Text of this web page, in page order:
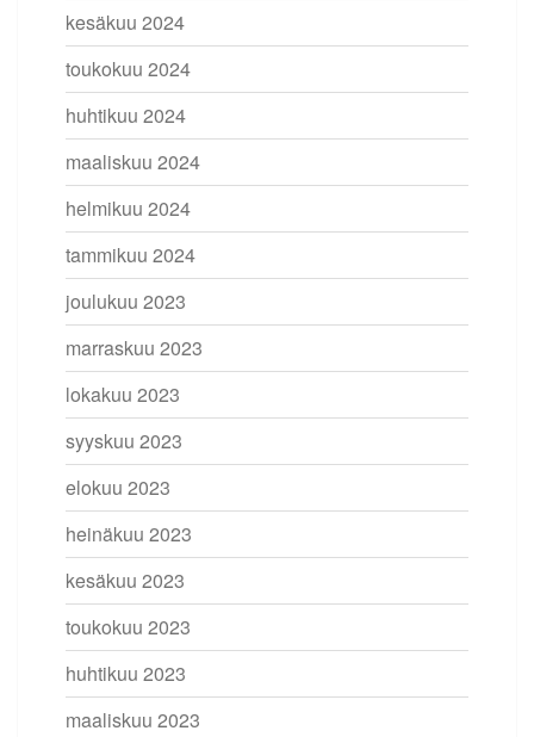
kesäkuu 2024
toukokuu 2024
huhtikuu 2024
maaliskuu 2024
helmikuu 2024
tammikuu 2024
joulukuu 2023
marraskuu 2023
lokakuu 2023
syyskuu 2023
elokuu 2023
heinäkuu 2023
kesäkuu 2023
toukokuu 2023
huhtikuu 2023
maaliskuu 2023